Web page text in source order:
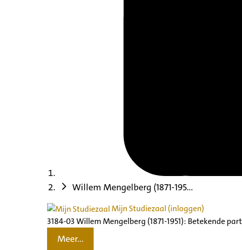
Willem Mengelberg (1871-195...
Mijn Studiezaal (inloggen)
3184-03 Willem Mengelberg (1871-1951): Betekende
Meer...